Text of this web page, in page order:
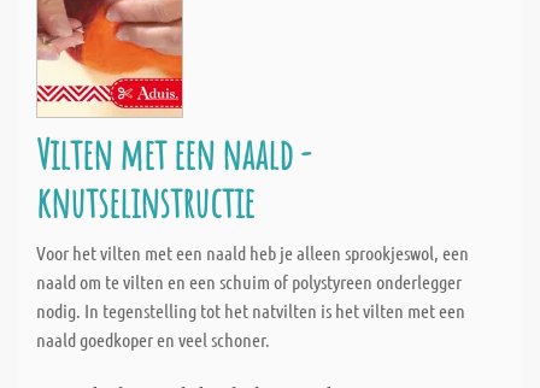
Vilten met een naald -
knutselinstructie
Voor het vilten met een naald heb je alleen sprookjeswol, een
naald om te vilten en een schuim of polystyreen onderlegger
nodig. In tegenstelling tot het natvilten is het vilten met een
naald goedkoper en veel schoner.